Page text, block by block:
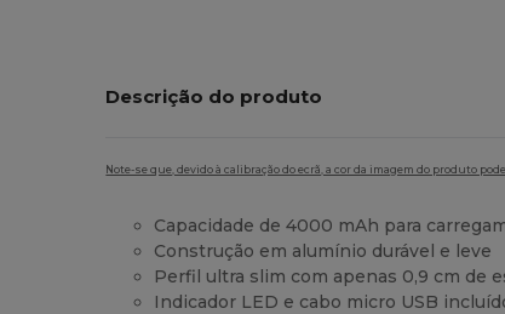
Descrição do produto
Note-se que, devido à calibração do ecrã, a cor da imagem do produto
Capacidade de 4000 mAh para
Construção em alumínio durável e leve
Perfil ultra slim com apenas 0,9 cm de
Indicador LED e cabo micro USB